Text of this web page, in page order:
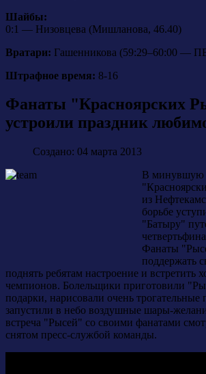
Шайбы:
0:1 — Низовцева (Мишланова, 46.40)
Вратари: Гашенникова (59:29–60:00 —
Штрафное время: 8-16
Фанаты "Красноярских
устроили праздник
Создано: 04 марта 2013
В минувшую
из
борьбе
"Батыру"
Фанаты
поддержать
поднять ребятам настроение и встретить
чемпионов. Болельщики приготовили
подарки, нарисовали очень трогательные
запустили в небо воздушные шары-
встреча "Рысей" со своими фанатами
снятом пресс-службой команды.